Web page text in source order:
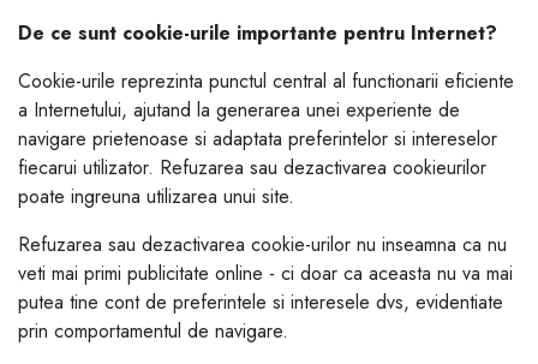
De ce sunt cookie-urile importante pentru Internet?
Cookie-urile reprezinta punctul central al functionarii eficiente
a Internetului, ajutand la generarea unei experiente de
navigare prietenoase si adaptata preferintelor si intereselor
fiecarui utilizator. Refuzarea sau dezactivarea cookieurilor
poate ingreuna utilizarea unui site.
Refuzarea sau dezactivarea cookie-urilor nu inseamna ca nu
veti mai primi publicitate online - ci doar ca aceasta nu va mai
putea tine cont de preferintele si interesele dvs, evidentiate
prin comportamentul de navigare.